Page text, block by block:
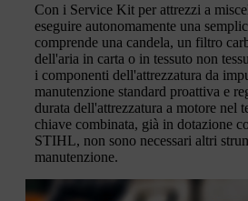
Con i Service Kit per attrezzi a
eseguire autonomamente una
comprende una candela, un filtro
dell'aria in carta o in tessuto non
i componenti dell'attrezzatura da
manutenzione standard proattiva e
durata dell'attrezzatura a motore nel
chiave combinata, già in dotazione
STIHL, non sono necessari altri
manutenzione.